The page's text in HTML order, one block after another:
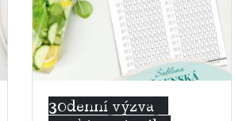
30denní výzva –